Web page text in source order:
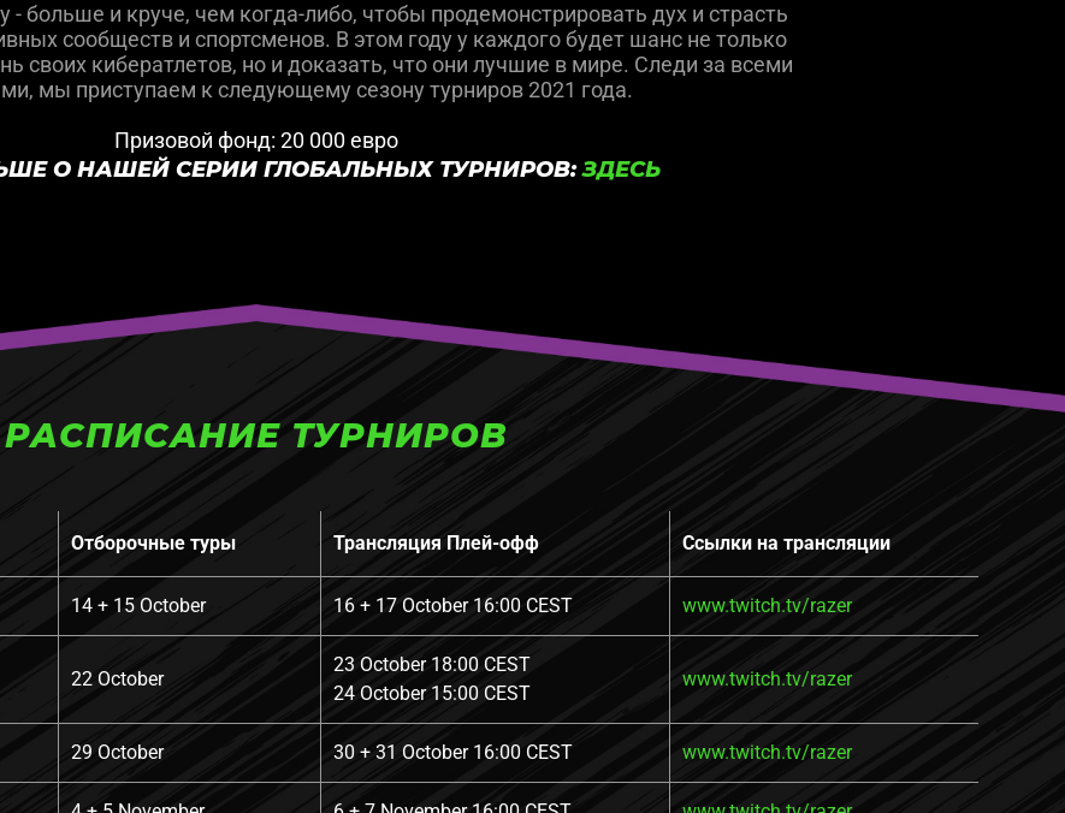
больше и круче, чем когда-либо, чтобы продемонстрировать дух и страсть
сообществ и спортсменов. В этом году у каждого будет шанс не только
своих кибератлетов, но и доказать, что они лучшие в мире. Следи за всеми
мы приступаем к следующему сезону турниров 2021 года.
Призовой фонд: 20 000 евро
О НАШЕЙ СЕРИИ ГЛОБАЛЬНЫХ ТУРНИРОВ:ЗДЕСЬ
РАСПИСАНИЕ ТУРНИРОВ
Отборочные туры Трансляция Плей-офф Ссылки на трансляции
14 + 15 October 16 + 17 October 16:00 CEST www.twitch.tv/razer
22 October
23 October 18:00 CEST
24 October 15:00 CEST
www.twitch.tv/razer
29 October 30 + 31 October 16:00 CEST www.twitch.tv/razer